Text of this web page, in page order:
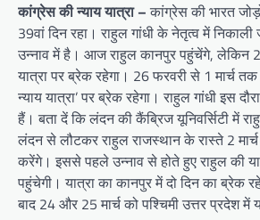
कांग्रेस की न्याय यात्रा –कांग्रेस की भारत
39वां दिन रहा। राहुल गांधी के नेतृत्व में निकाली
उन्नाव में है। आज राहुल कानपुर पहुंचेंगे, लेकिन
यात्रा पर ब्रेक रहेगा। 26 फरवरी से 1 मार्च
न्याय यात्रा’ पर ब्रेक रहेगा। राहुल गांधी इस
हैं। बता दें कि लंदन की कैंब्रिज यूनिवर्सिटी में
लंदन से लौटकर राहुल राजस्थान के रास्ते 2
करेंगे। इससे पहले उन्नाव से होते हुए राहुल की
पहुंचेगी। यात्रा का कानपुर में दो दिन का ब्रेक
बाद 24 और 25 मार्च को पश्चिमी उत्तर प्रदेश में